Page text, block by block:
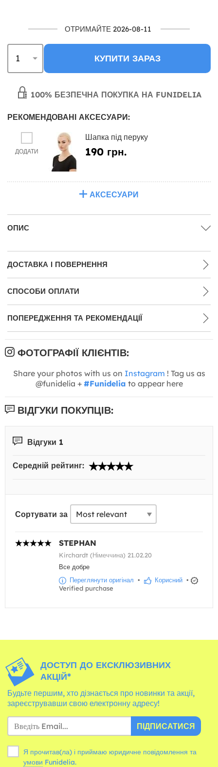
ОТРИМАЙТЕ 2026-08-11
КУПИТИ ЗАРАЗ
100% БЕЗПЕЧНА ПОКУПКА НА FUNIDELIA
РЕКОМЕНДОВАНІ АКСЕСУАРИ:
ДОДАТИ
Шапка під перуку
190 грн.
АКСЕСУАРИ
ОПИС
ДОСТАВКА І ПОВЕРНЕННЯ
СПОСОБИ ОПЛАТИ
ПОПЕРЕДЖЕННЯ ТА РЕКОМЕНДАЦІЇ
ФОТОГРАФІЇ КЛІЄНТІВ:
Share your photos with us on Instagram ! Tag us as
@funidelia + #Funidelia to appear here
ВІДГУКИ ПОКУПЦІВ:
Відгуки 1
Середній рейтинг:
Сортувати за
STEPHAN
Kirchardt (Німеччина) 21.02.20
Все добре
Переглянути оригінал • Корисний •
Verified purchase
ДОСТУП ДО ЕКСКЛЮЗИВНИХ
АКЦІЙ*
Будьте першим, хто дізнається про новинки та акції,
зареєструвавши свою електронну адресу!
ПІДПИСАТИСЯ
Я прочитав(ла) і приймаю юридичне повідомлення та
умови Funidelia.